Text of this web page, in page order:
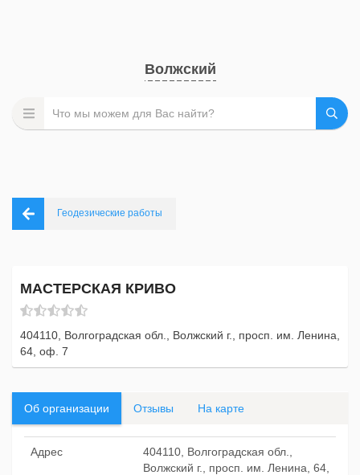
Волжский
Геодезические работы
МАСТЕРСКАЯ КРИВО
404110, Волгоградская обл., Волжский г., просп. им. Ленина,
64, оф. 7
Об организации Отзывы На карте
Адрес
404110, Волгоградская обл.,
Волжский г., просп. им. Ленина, 64,